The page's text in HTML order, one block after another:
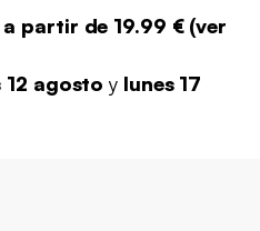
partir de 19.99 €(ver
12 agostoy lunes 17